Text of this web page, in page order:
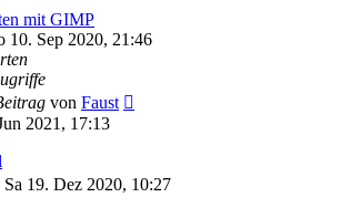
mit GIMP
10. Sep 2020, 21:46
von Faust
2021, 17:13
Sa 19. Dez 2020, 10:27